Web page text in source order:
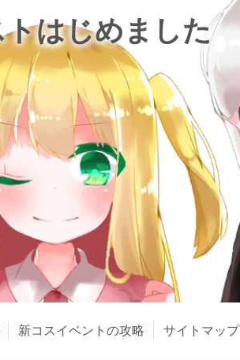
はじめました
新コスイベントの攻略 サイトマップ